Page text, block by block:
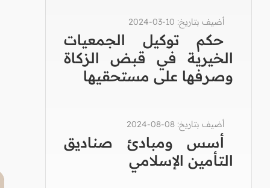
أضيف بتاريخ: 10-03-2024
حكم توكيل الجمعيات
الخيرية في قبض الزكاة
وصرفها على مستحقيها
أضيف بتاريخ: 08-08-2024
أسس ومبادئ صناديق
التأمين الإسلامي